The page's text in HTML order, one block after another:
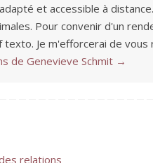
et accessible à
Pour convenir d'un
Je m'efforcerai de
de Genevieve Schmit →
relations